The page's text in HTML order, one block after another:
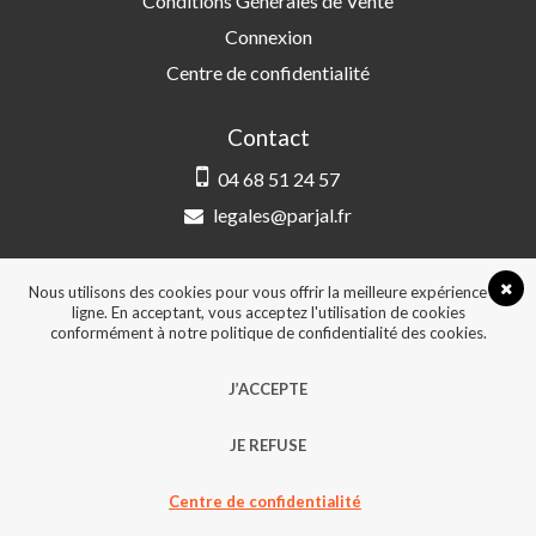
Connexion
Centre de confidentialité
Contact
04 68 51 24 57
legales@parjal.fr
3 Rue Saint-Amand, 66000 Perpignan
© 2026, Tous droits réservés - Design &
Nous utilisons des cookies pour vous offrir la meilleure expérience en
ligne. En acceptant, vous acceptez l'utilisation de cookies
conformément à notre politique de confidentialité des cookies.
J’ACCEPTE
JE REFUSE
Centre de confidentialité